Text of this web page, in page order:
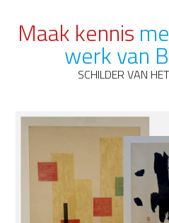
Maak kennis
werk van
SCHILDER VAN